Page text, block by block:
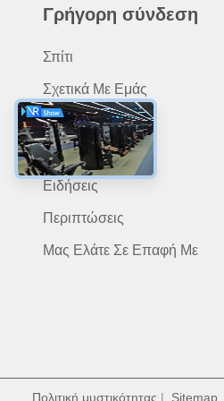
Γρήγορη σύνδεση
Σπίτι
Σχετικά Με Εμάς
Προϊόντα
Εφαρμογή
Ειδήσεις
Περιπτώσεις
Μας Ελάτε Σε Επαφή Με
Πολιτική μυστικότητας | Sitemap